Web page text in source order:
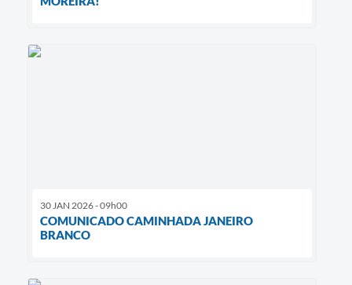
30 JAN 2026 - 09h00
COMUNICADO CAMINHADA JANEIRO
BRANCO